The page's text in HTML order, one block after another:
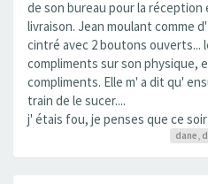
de son bureau pour la réception
livraison. Jean moulant comme
cintré avec 2 boutons ouverts...
compliments sur son physique,
compliments. Elle m' a dit qu'
train de le sucer....
j' étais fou, je penses que ce
dane